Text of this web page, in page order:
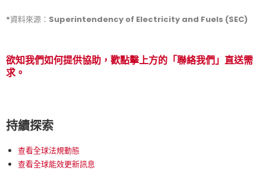
*資料來源：Superintendency of Electricity and Fuels (SEC)
欲知我們如何提供協助，歡點擊上方的「聯絡我們」直送需
求。
持續探索
查看全球法規動態
查看全球能效更新訊息